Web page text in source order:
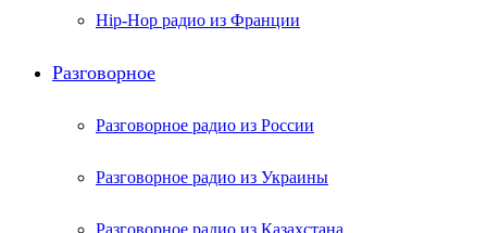
Hip-Hop радио из Франции
Разговорное
Разговорное радио из России
Разговорное радио из Украины
Разговорное радио из Казахстана